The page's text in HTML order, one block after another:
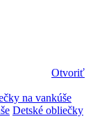
Otvoriť
na vankúše
Detské obliečky